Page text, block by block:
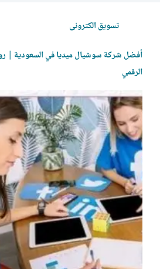
تسويق الكترونى
أفضل شركة سوشيال ميديا في السعودية |
الرقمي